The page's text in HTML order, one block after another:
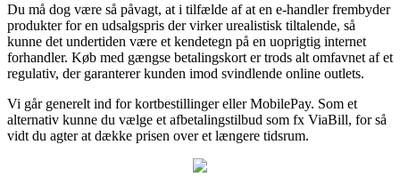
Du må dog være så påvagt, at i tilfælde af at en e-handler frembyder
produkter for en udsalgspris der virker urealistisk tiltalende, så
kunne det undertiden være et kendetegn på en uoprigtig internet
forhandler. Køb med gængse betalingskort er trods alt omfavnet af et
regulativ, der garanterer kunden imod svindlende online outlets.
Vi går generelt ind for kortbestillinger eller MobilePay. Som et
alternativ kunne du vælge et afbetalingstilbud som fx ViaBill, for så
vidt du agter at dække prisen over et længere tidsrum.